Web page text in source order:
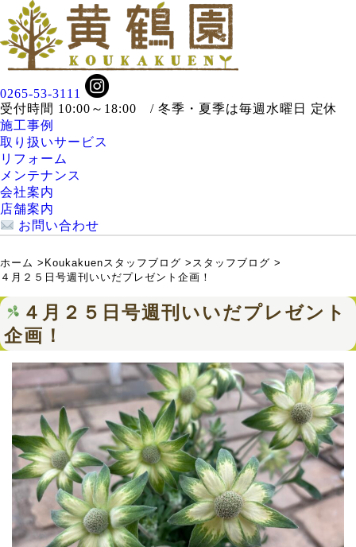
0265-53-3111
受付時間 10:00～18:00 / 冬季・夏季は毎週水曜日 定休
施工事例
取り扱いサービス
リフォーム
メンテナンス
会社案内
店舗案内
お問い合わせ
ホーム > Koukakuenスタッフブログ > スタッフブログ >
４月２５日号週刊いいだプレゼント企画！
４月２５日号週刊いいだプレゼント
企画！